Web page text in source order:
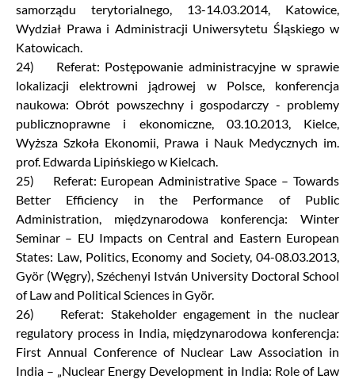
samorządu terytorialnego, 13-14.03.2014, Katowice,
Wydział Prawa i Administracji Uniwersytetu Śląskiego w
Katowicach.
24) Referat: Postępowanie administracyjne w sprawie
lokalizacji elektrowni jądrowej w Polsce, konferencja
naukowa: Obrót powszechny i gospodarczy - problemy
publicznoprawne i ekonomiczne, 03.10.2013, Kielce,
Wyższa Szkoła Ekonomii, Prawa i Nauk Medycznych im.
prof. Edwarda Lipińskiego w Kielcach.
25) Referat: European Administrative Space – Towards
Better Efficiency in the Performance of Public
Administration, międzynarodowa konferencja: Winter
Seminar – EU Impacts on Central and Eastern European
States: Law, Politics, Economy and Society, 04-08.03.2013,
Györ (Węgry), Széchenyi István University Doctoral School
of Law and Political Sciences in Györ.
26) Referat: Stakeholder engagement in the nuclear
regulatory process in India, międzynarodowa konferencja:
First Annual Conference of Nuclear Law Association in
India – „Nuclear Energy Development in India: Role of Law